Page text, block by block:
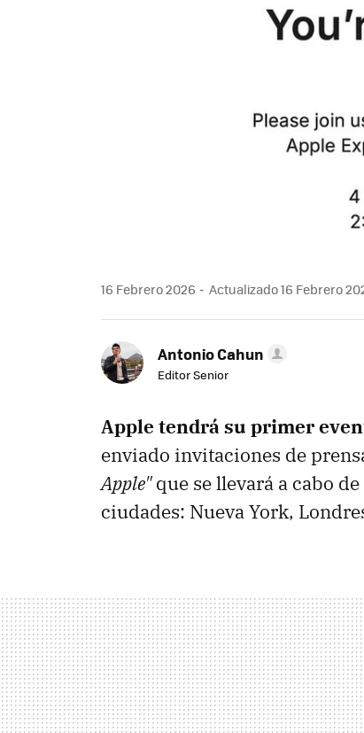
16 Febrero 2026 Actualizado 16 Febrero
Antonio Cahun
Editor Senior
Apple tendrá su primer
enviado invitaciones de
Apple"que se llevará a cabo
ciudades: Nueva York,